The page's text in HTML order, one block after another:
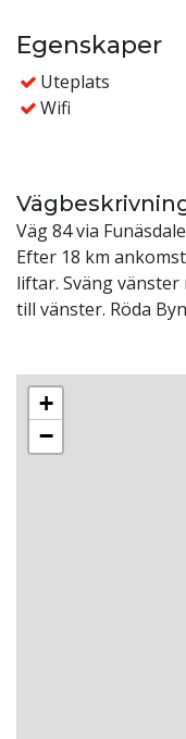
Egenskaper
Uteplats
Wifi
Väg 84 via
Efter 18 km
liftar. Sväng
till vänster. Röda
+
−